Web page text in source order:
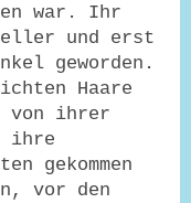
war. Ihr
und erst
geworden.
Haare
von ihrer
ihre
gekommen
vor den